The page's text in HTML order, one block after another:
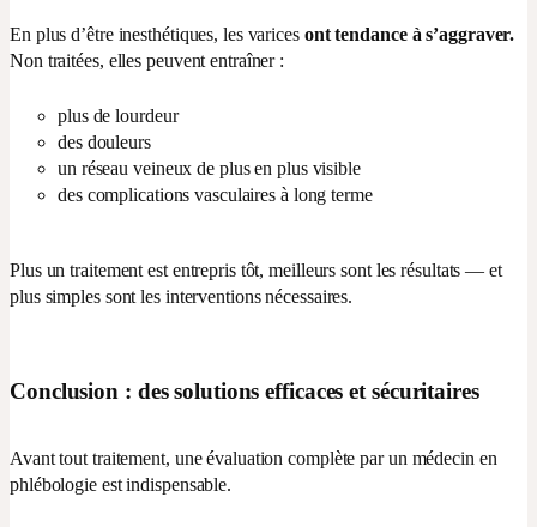
En plus d’être inesthétiques, les varices ont tendance à s’aggraver.
Non traitées, elles peuvent entraîner :
plus de lourdeur
des douleurs
un réseau veineux de plus en plus visible
des complications vasculaires à long terme
Plus un traitement est entrepris tôt, meilleurs sont les résultats — et
plus simples sont les interventions nécessaires.
Conclusion : des solutions efficaces et sécuritaires
Avant tout traitement, une évaluation complète par un médecin en
phlébologie est indispensable.